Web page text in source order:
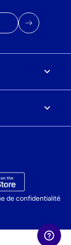
de confidentialité